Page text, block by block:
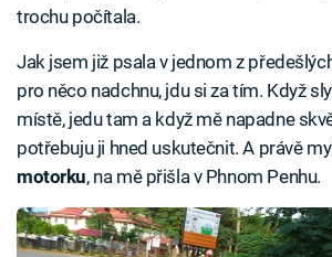
trochu počítala.
Jak jsem již psala v jednom z
pro něco nadchnu, jdu si za tím. Když
místě, jedu tam a když mě napadne
potřebuju ji hned uskutečnit. A právě
motorku, na mě přišla v Phnom Penhu.